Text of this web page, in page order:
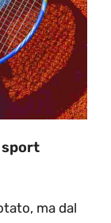
sport
ma dal